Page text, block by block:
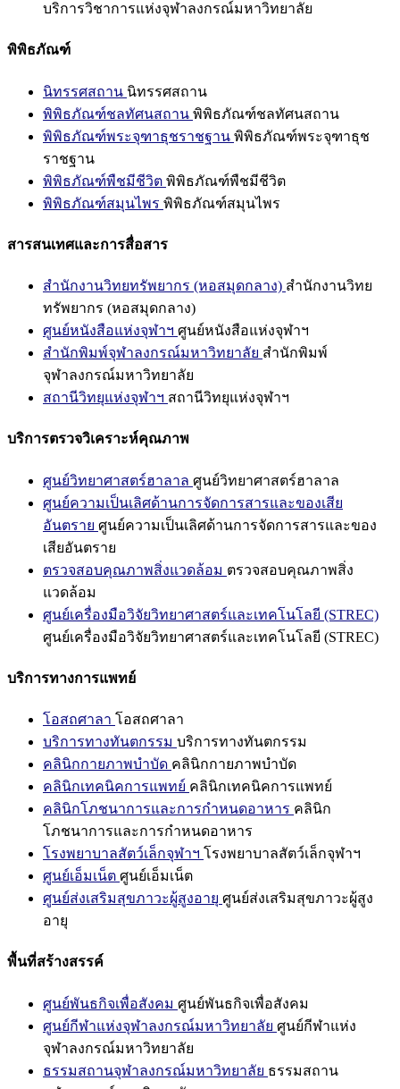
บริการวิชาการแห่งจุฬาลงกรณ์มหาวิทยาลัย
พิพิธภัณฑ์
นิทรรศสถาน นิทรรศสถาน
พิพิธภัณฑ์ชลทัศนสถาน พิพิธภัณฑ์ชลทัศนสถาน
พิพิธภัณฑ์พระจุฑาธุชราชฐาน พิพิธภัณฑ์พระจุฑาธุช
ราชฐาน
พิพิธภัณฑ์พืชมีชีวิต พิพิธภัณฑ์พืชมีชีวิต
พิพิธภัณฑ์สมุนไพร พิพิธภัณฑ์สมุนไพร
สารสนเทศและการสื่อสาร
สำนักงานวิทยทรัพยากร (หอสมุดกลาง) สำนักงานวิทย
ทรัพยากร (หอสมุดกลาง)
ศูนย์หนังสือแห่งจุฬาฯ ศูนย์หนังสือแห่งจุฬาฯ
สำนักพิมพ์จุฬาลงกรณ์มหาวิทยาลัย สำนักพิมพ์
จุฬาลงกรณ์มหาวิทยาลัย
สถานีวิทยุแห่งจุฬาฯ สถานีวิทยุแห่งจุฬาฯ
บริการตรวจวิเคราะห์คุณภาพ
ศูนย์วิทยาศาสตร์ฮาลาล ศูนย์วิทยาศาสตร์ฮาลาล
ศูนย์ความเป็นเลิศด้านการจัดการสารและของเสีย
อันตราย ศูนย์ความเป็นเลิศด้านการจัดการสารและของ
เสียอันตราย
ตรวจสอบคุณภาพสิ่งแวดล้อม ตรวจสอบคุณภาพสิ่ง
แวดล้อม
ศูนย์เครื่องมือวิจัยวิทยาศาสตร์และเทคโนโลยี (STREC)
ศูนย์เครื่องมือวิจัยวิทยาศาสตร์และเทคโนโลยี (STREC)
บริการทางการแพทย์
โอสถศาลา โอสถศาลา
บริการทางทันตกรรม บริการทางทันตกรรม
คลินิกกายภาพบำบัด คลินิกกายภาพบำบัด
คลินิกเทคนิคการแพทย์ คลินิกเทคนิคการแพทย์
คลินิกโภชนาการและการกำหนดอาหาร คลินิก
โภชนาการและการกำหนดอาหาร
โรงพยาบาลสัตว์เล็กจุฬาฯ โรงพยาบาลสัตว์เล็กจุฬาฯ
ศูนย์เอ็มเน็ต ศูนย์เอ็มเน็ต
ศูนย์ส่งเสริมสุขภาวะผู้สูงอายุ ศูนย์ส่งเสริมสุขภาวะผู้สูง
อายุ
พื้นที่สร้างสรรค์
ศูนย์พันธกิจเพื่อสังคม ศูนย์พันธกิจเพื่อสังคม
ศูนย์กีฬาแห่งจุฬาลงกรณ์มหาวิทยาลัย ศูนย์กีฬาแห่ง
จุฬาลงกรณ์มหาวิทยาลัย
ธรรมสถานจุฬาลงกรณ์มหาวิทยาลัย ธรรมสถาน